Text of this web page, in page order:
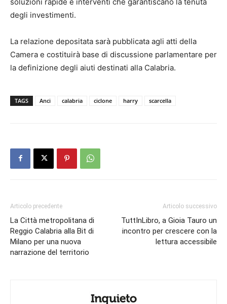
degli investimenti.
La relazione depositata sarà pubblicata agli atti della
Camera e costituirà base di discussione parlamentare per
la definizione degli aiuti destinati alla Calabria.
TAGS Anci calabria ciclone harry scarcella
Articolo precedente
La Città metropolitana di
Reggio Calabria alla Bit di
Milano per una nuova
narrazione del territorio
Articolo successivo
TuttInLibro, a Gioia Tauro un
incontro per crescere con la
lettura accessibile